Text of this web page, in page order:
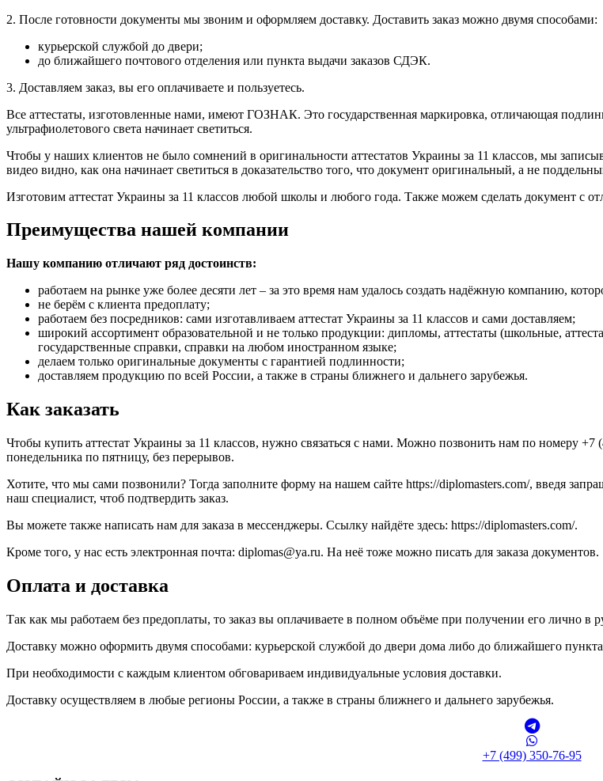
2. После готовности документы мы звоним и оформляем доставку. Доставить заказ можно двумя способами:
курьерской службой до двери;
до ближайшего почтового отделения или пункта выдачи заказов СДЭК.
3. Доставляем заказ, вы его оплачиваете и пользуетесь.
Все аттестаты, изготовленные нами, имеют ГОЗНАК. Это государственная маркировка, отличающая
ультрафиолетового света начинает светиться.
Чтобы у наших клиентов не было сомнений в оригинальности аттестатов Украины за 11 классов, мы
видео видно, как она начинает светиться в доказательство того, что документ оригинальный, а не
Изготовим аттестат Украины за 11 классов любой школы и любого года. Также можем сделать документ с
Преимущества нашей компании
Нашу компанию отличают ряд достоинств:
работаем на рынке уже более десяти лет – за это время нам удалось создать надёжную компанию,
не берём с клиента предоплату;
работаем без посредников: сами изготавливаем аттестат Украины за 11 классов и сами доставляем;
широкий ассортимент образовательной и не только продукции: дипломы, аттестаты (школьные,
государственные справки, справки на любом иностранном языке;
делаем только оригинальные документы с гарантией подлинности;
доставляем продукцию по всей России, а также в страны ближнего и дальнего зарубежья.
Как заказать
Чтобы купить аттестат Украины за 11 классов, нужно связаться с нами. Можно позвонить нам по номеру
понедельника по пятницу, без перерывов.
Хотите, что мы сами позвонили? Тогда заполните форму на нашем сайте https://diplomasters.com/, введя
наш специалист, чтоб подтвердить заказ.
Вы можете также написать нам для заказа в мессенджеры. Ссылку найдёте здесь: https://diplomasters.com/.
Кроме того, у нас есть электронная почта: diplomas@ya.ru. На неё тоже можно писать для заказа документов.
Оплата и доставка
Так как мы работаем без предоплаты, то заказ вы оплачиваете в полном объёме при получении его лично в
Доставку можно оформить двумя способами: курьерской службой до двери дома либо до ближайшего
При необходимости с каждым клиентом обговариваем индивидуальные условия доставки.
Доставку осуществляем в любые регионы России, а также в страны ближнего и дальнего зарубежья.
+7 (499) 350-76-95